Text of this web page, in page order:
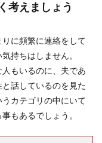
考えましょう
に頻繁に連絡をして
持ちはしません。
もいるのに、夫であ
話しているのを見た
カテゴリの中にいて
もあるでしょう。